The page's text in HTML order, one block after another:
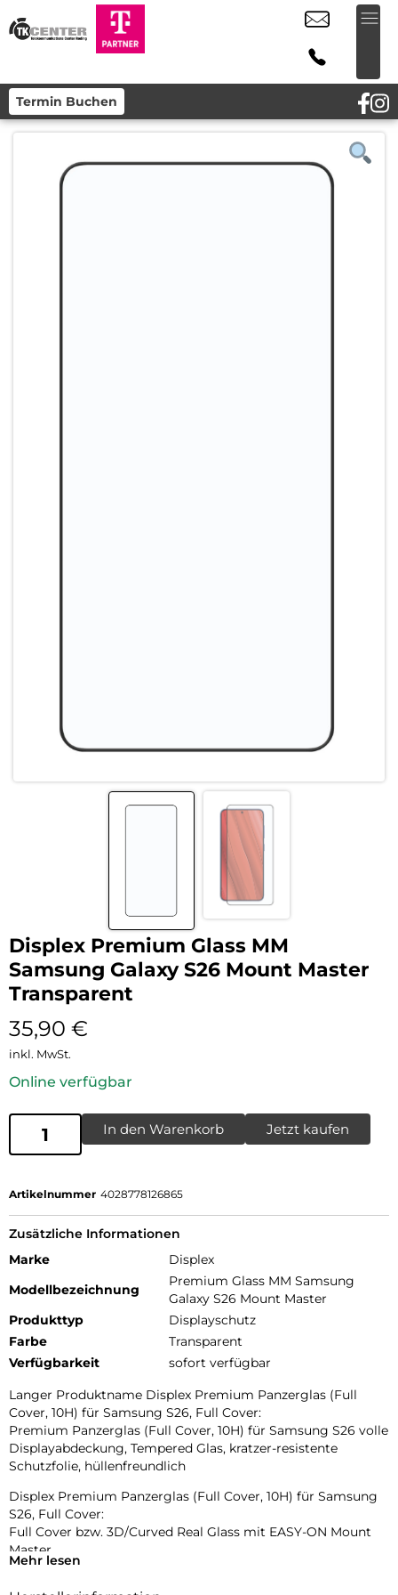
Termin Buchen
Displex Premium Glass MM
Samsung Galaxy S26 Mount Master
Transparent
35,90 €
inkl. MwSt.
Online verfügbar
In den Warenkorb Jetzt kaufen
Artikelnummer 4028778126865
Zusätzliche Informationen
Marke
Displex
Modellbezeichnung
Premium Glass MM Samsung
Galaxy S26 Mount Master
Produkttyp
Displayschutz
Farbe
Transparent
Verfügbarkeit
sofort verfügbar
Langer Produktname Displex Premium Panzerglas (Full
Cover, 10H) für Samsung S26, Full Cover:
Premium Panzerglas (Full Cover, 10H) für Samsung S26 volle
Displayabdeckung, Tempered Glas, kratzer-resistente
Schutzfolie, hüllenfreundlich
Displex Premium Panzerglas (Full Cover, 10H) für Samsung
S26, Full Cover:
Full Cover bzw. 3D/Curved Real Glass mit EASY-ON Mount
Master
Mehr lesen